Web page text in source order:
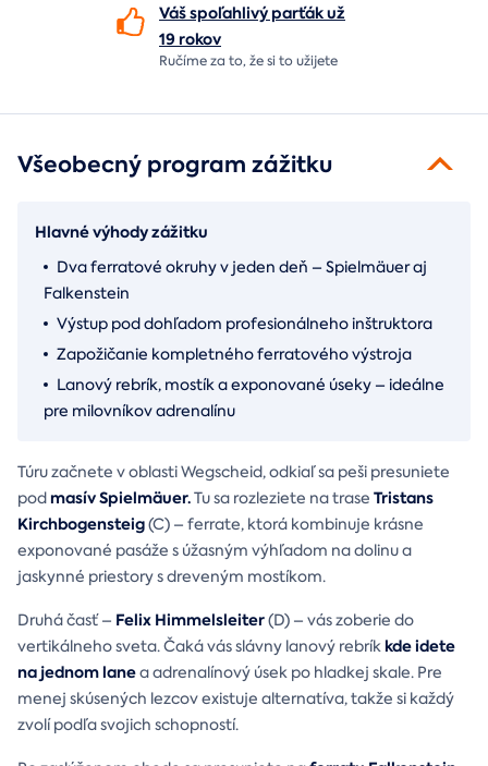
Váš spoľahlivý parťák už
19 rokov
Ručíme za to,že si to užijete
Všeobecný program zážitku
Hlavné výhody zážitku
Dva ferratové okruhy v jeden deň – Spielmäuer aj
Falkenstein
Výstup pod dohľadom profesionálneho inštruktora
Zapožičanie kompletného ferratového výstroja
Lanový rebrík, mostík a exponované úseky – ideálne
pre milovníkov adrenalínu
Túru začnete v oblasti Wegscheid, odkiaľ sa peši presuniete
podmasív Spielmäuer.Tu sa rozleziete na trase Tristans
Kirchbogensteig(C) – ferrate, ktorá kombinuje krásne
exponované pasáže s úžasným výhľadom na dolinu a
jaskynné priestory s dreveným mostíkom.
Druhá časť – Felix Himmelsleiter(D) – vás zoberie do
vertikálneho sveta. Čaká vás slávny lanový rebríkkde idete
na jednom lanea adrenalínový úsek po hladkej skale. Pre
menej skúsených lezcov existuje alternatíva, takže si každý
zvolí podľa svojich schopností.